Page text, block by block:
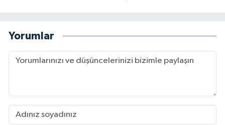
Yorumlar